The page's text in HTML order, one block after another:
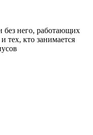
него, работающих
тех, кто занимается